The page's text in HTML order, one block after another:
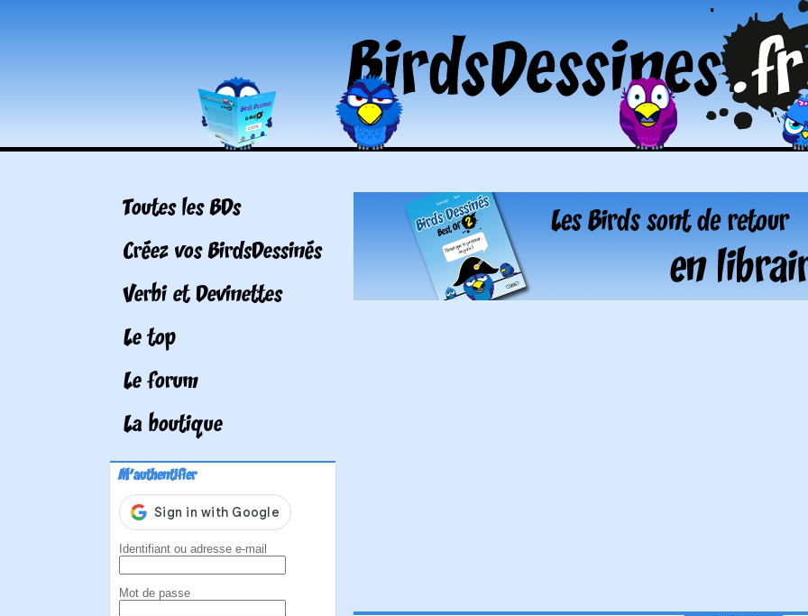
Toutes les BDs
Créez vos BirdsDessinés
Verbi et Devinettes
Le top
Le forum
La boutique
M'authentifier
Identifiant ou adresse e-mail
Mot de passe